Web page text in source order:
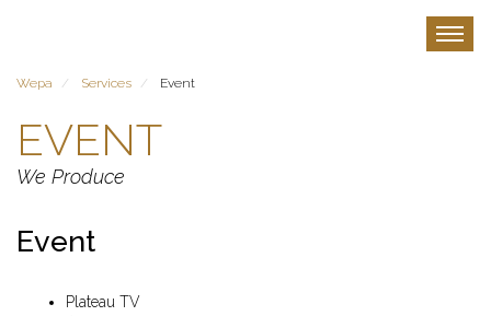
principal
Wepa Services Event
EVENT
We Produce
Event
Plateau TV